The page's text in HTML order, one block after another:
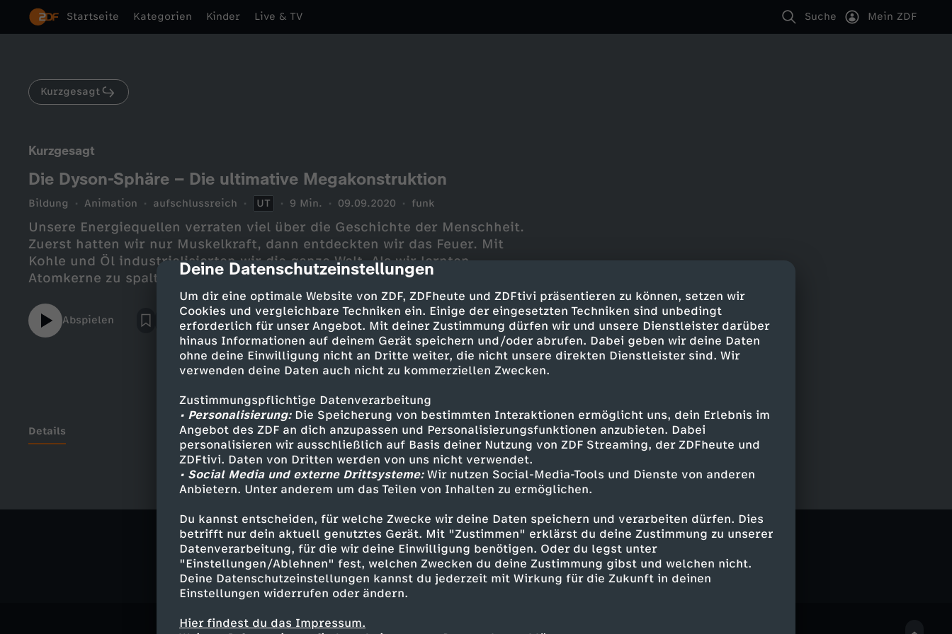
cmp-dialog-description
Deine Datenschutzeinstellungen
Um dir eine optimale Website von ZDF, ZDFheute und ZDFtivi präsentieren zu können, setzen wir
Cookies und vergleichbare Techniken ein. Einige der eingesetzten Techniken sind unbedingt
erforderlich für unser Angebot. Mit deiner Zustimmung dürfen wir und unsere Dienstleister darüber
hinaus Informationen auf deinem Gerät speichern und/oder abrufen. Dabei geben wir deine Daten
ohne deine Einwilligung nicht an Dritte weiter, die nicht unsere direkten Dienstleister sind. Wir
verwenden deine Daten auch nicht zu kommerziellen Zwecken.
Zustimmungspflichtige Datenverarbeitung
• Personalisierung:Die Speicherung von bestimmten Interaktionen ermöglicht uns, dein Erlebnis im
Angebot des ZDF an dich anzupassen und Personalisierungsfunktionen anzubieten. Dabei
personalisieren wir ausschließlich auf Basis deiner Nutzung von ZDF Streaming, der ZDFheute und
ZDFtivi. Daten von Dritten werden von uns nicht verwendet.
• Social Media und externe Drittsysteme:Wir nutzen Social-Media-Tools und Dienste von anderen
Anbietern. Unter anderem um das Teilen von Inhalten zu ermöglichen.
Du kannst entscheiden, für welche Zwecke wir deine Daten speichern und verarbeiten dürfen. Dies
betrifft nur dein aktuell genutztes Gerät. Mit "Zustimmen" erklärst du deine Zustimmung zu unserer
Datenverarbeitung, für die wir deine Einwilligung benötigen. Oder du legst unter
"Einstellungen/Ablehnen" fest, welchen Zwecken du deine Zustimmung gibst und welchen nicht.
Deine Datenschutzeinstellungen kannst du jederzeit mit Wirkung für die Zukunft in deinen
Einstellungen widerrufen oder ändern.
Hier findest du das Impressum.
Startseite Kategorien Kinder Live & TV Suche Mein ZDF
Kurzgesagt
Kurzgesagt
Die Dyson-Sphäre – Die ultimative Megakonstruktion
Bildung Animation aufschlussreich UT 9 Min. 09.09.2020 funk
Unsere Energiequellen verraten viel über die Geschichte der Menschheit.
Zuerst hatten wir nur Muskelkraft, dann entdeckten wir das Feuer. Mit
Kohle und Öl industrialisierten wir die ganze Welt. Als wir lernten,
Atomkerne zu spalten, erreichten wir das Atomzeitalter. Mit jedem dieser
Schritte konnten wir weit mehr Energie gewinnen als jemals zuvor und uns
noch weiter entwickeln. Jetzt gehen wir langsam zu erneuerbaren
Energien über, und in Zukunft mit etwas Glück zur Fusionsenergie. Wenn
die Menschheit so weitermacht und sich dabei nicht selber zerstört,
werden wir wohl bald alle Ressourcen unseres Planeten kontrollieren
können. Dann können wir uns nach neuen Orten zum Besiedeln umsehen.
Aber im All zu überleben ist hart, und uns dort dauerhaft anzusiedeln wird
Unmengen Energie benötigen. Und wir wissen, wo wir die herbekommen
können. Von der Sonne. Der ultimative Energiequelle. Hunderte Trillionen
mal stärker als unser effizientester Nuklearreaktor. Sie scheint mit der
Energie von einer Billion Atombomben pro Sekunde.Und wie kriegen wir all
diese Energie? Nicht nur ein bisschen - sondern alles!
Abspielen
Details
Ähnliche Inhalte entdecken
Bildung Animation aufschlussreich Untertitel Kurzgesagt